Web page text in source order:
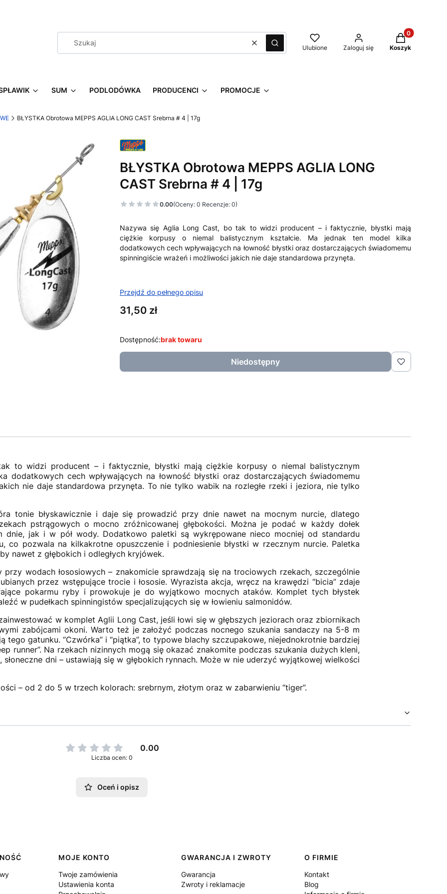
WyczyśćSzukaj Ulubione Zaloguj się
Produkty w
Koszyk
SUM PODLODÓWKA PRODUCENCI PROMOCJE
BŁYSTKA Obrotowa MEPPS AGLIA LONG CAST Srebrna # 4 | 17g
BŁYSTKA Obrotowa MEPPS AGLIA LONG
CAST Srebrna # 4 | 17g
0.00(Oceny: 0 Recenzje: 0)
Nazywa się Aglia Long Cast, bo tak to widzi producent – i faktycznie, błystki mają
ciężkie korpusy o niemal balistycznym kształcie. Ma jednak ten model kilka
dodatkowych cech wpływających na łowność błystki oraz dostarczających świadomemu
spinningiście wrażeń i możliwości jakich nie daje standardowa przynęta.
Przejdź do pełnego opisu
Cena
31,50 zł
Dostępność:brak towaru
Niedostępny
to widzi producent – i faktycznie, błystki mają ciężkie korpusy o niemal balistycznym
dodatkowych cech wpływających na łowność błystki oraz dostarczających świadomemu
nie daje standardowa przynęta. To nie tylko wabik na rozległe rzeki i jeziora, nie tylko
tonie błyskawicznie i daje się prowadzić przy dnie nawet na mocnym nurcie, dlatego
pstrągowych o mocno zróżnicowanej głębokości. Można je podać w każdy dołek
dnie, jak i w pół wody. Dodatkowo paletki są wykrępowane nieco mocniej od standardu
co pozwala na kilkakrotne opuszczenie i podniesienie błystki w rzecznym nurcie. Paletka
nawet z głębokich i odległych kryjówek.
przy wodach łososiowych – znakomicie sprawdzają się na trociowych rzekach, szczególnie
przez wstępujące trocie i łososie. Wyrazista akcja, wręcz na krawędzi “bicia” zdaje
pokarmu ryby i prowokuje je do wyjątkowo mocnych ataków. Komplet tych błystek
w pudełkach spinningistów specjalizujących się w łowieniu salmonidów.
w kompletAglii Long Cast, jeśli łowi się w głębszych jeziorach oraz zbiornikach
zabójcami okoni. Warto też je założyć podczas nocnego szukania sandaczy na 5-8 m
tego gatunku. “Czwórka” i “piątka”, to typowe blachy szczupakowe, niejednokrotnie bardziej
runner”. Na rzekach nizinnych mogą się okazać znakomite podczas szukania dużych kleni,
dni – ustawiają się w głębokich rynnach. Może w nie uderzyć wyjątkowej wielkości
– od 2 do 5 w trzech kolorach: srebrnym, złotym oraz w zabarwieniu “tiger”.
0.00
Liczba ocen: 0
Oceń i opisz
MOJE KONTO
Twoje zamówienia
Ustawienia konta
GWARANCJA I ZWROTY
Gwarancja
Zwroty i reklamacje
O FIRMIE
Kontakt
Blog